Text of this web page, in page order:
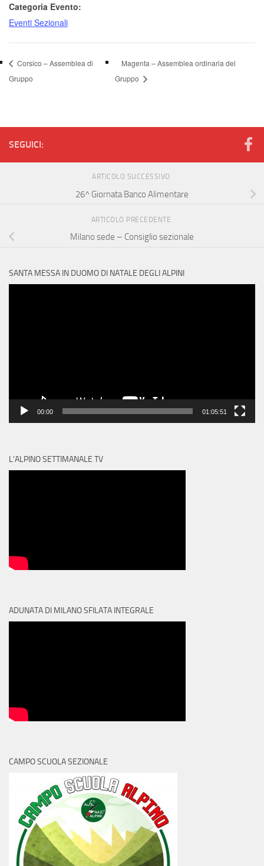
Categoria Evento:
Eventi Sezionali
Corsico – Assemblea di
Gruppo
Magenta – Assemblea ordinaria del
Gruppo
SEGUICI:
ARTICOLO SUCCESSIVO
26^ Giornata Banco Alimentare
ARTICOLO PRECEDENTE
Milano sede – Consiglio sezionale
SANTA MESSA IN DUOMO DI NATALE DEGLI ALPINI
00:00 01:05:51
L’ALPINO SETTIMANALE TV
ADUNATA DI MILANO SFILATA INTEGRALE
CAMPO SCUOLA SEZIONALE